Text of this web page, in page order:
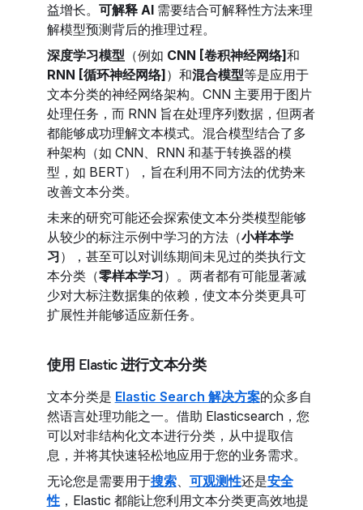
益增长。 可解释 AI需要结合可解释性方法来理
解模型预测背后的推理过程。
深度学习模型 （例如 CNN [卷积神经网络]和
RNN [循环神经网络] ）和混合模型等是应用于
文本分类的神经网络架构。CNN 主要用于图片
处理任务，而 RNN 旨在处理序列数据，但两者
都能够成功理解文本模式。混合模型结合了多
种架构（如 CNN、RNN 和基于转换器的模
型，如 BERT），旨在利用不同方法的优势来
改善文本分类。
未来的研究可能还会探索使文本分类模型能够
从较少的标注示例中学习的方法（小样本学
习），甚至可以对训练期间未见过的类执行文
本分类（零样本学习）。两者都有可能显著减
少对大标注数据集的依赖，使文本分类更具可
扩展性并能够适应新任务。
使用 Elastic 进行文本分类
文本分类是 Elastic Search 解决方案的众多自
然语言处理功能之一。借助 Elasticsearch，您
可以对非结构化文本进行分类，从中提取信
息，并将其快速轻松地应用于您的业务需求。
无论您是需要用于搜索、 可观测性还是安全
性，Elastic 都能让您利用文本分类更高效地提